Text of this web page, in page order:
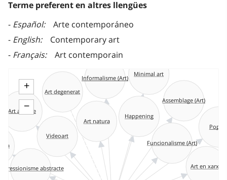
Terme preferent en altres llengües
Español
Arte contemporáneo
English
Contemporary art
Français
Art contemporain
+
−
Assemblage (Art)
Funcionalisme (Art)
Informalisme (Art)
Art en xarxa
Art abjecte
Videoart
Happening
Art degenerat
abstracte
Pop-
Art natura
Minimal art